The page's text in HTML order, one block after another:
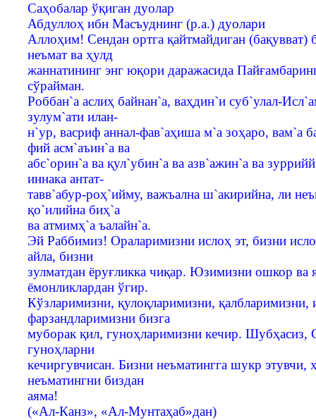
Саҳобалар ўқиган дуолар
Абдуллоҳ ибн Масъуднинг (р.а.) дуолари
Аллоҳим! Сендан ортга қайтмайдиган (бақувват)
неъмат ва ҳулд
жаннатининг энг юқори даражасида
сўрайман.
Роббан`а аслиҳ байнан`а, ваҳдин`и суб`улал-
зулум`ати илан-
н`ур, васриф аннал-фав`аҳиша м`а зоҳаро, вам`а
фий асм`аъин`а ва
абс`орин`а ва қул`убин`а ва азв`ажин`а ва
иннака антат-
тавв`абур-роҳ`ийму, важъална ш`акирийна, ли
қо`илийна биҳ`а
ва атмимҳ`а ъалайн`а.
Эй Раббимиз! Ораларимизни ислоҳ эт, бизни
айла, бизни
зулматдан ёруғликка чиқар. Юзимизни ошкор ва
ёмонликлардан ўгир.
Кўзларимизни, қулоқларимизни, қалбларимизни,
фарзандларимизни бизга
муборак қил, гуноҳларимизни кечир. Шубҳасиз,
гуноҳларни
кечиргувчисан. Бизни неъматингга шукр этувчи,
неъматингни биздан
аяма!
(«Ал-Канз», «Ал-Мунтаҳаб»дан)